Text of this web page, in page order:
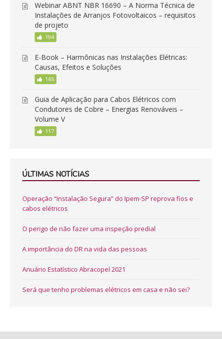
Webinar ABNT NBR 16690 – A Norma Técnica de
Instalações de Arranjos Fotovoltaicos – requisitos
de projeto
194
E-Book – Harmônicas nas Instalações Elétricas:
Causas, Efeitos e Soluções
165
Guia de Aplicação para Cabos Elétricos com
Condutores de Cobre – Energias Renováveis –
Volume V
117
ÚLTIMAS NOTÍCIAS
Operação “Instalação Segura” do Ipem-SP reprova fios e
cabos elétricos
O perigo de não fazer uma inspeção predial
A importância do DR na vida das pessoas
Anuário Estatístico Abracopel 2021
Será que tenho problemas elétricos em casa e não sei?